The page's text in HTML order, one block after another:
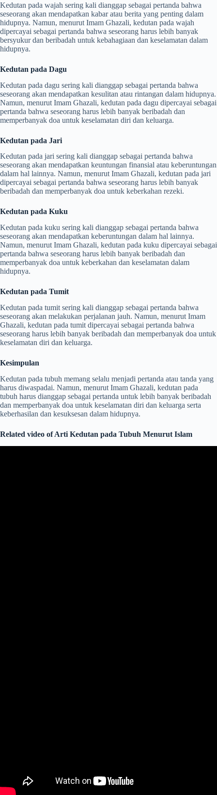
Kedutan pada wajah sering kali dianggap sebagai pertanda bahwa
seseorang akan mendapatkan kabar atau berita yang penting dalam
hidupnya. Namun, menurut Imam Ghazali, kedutan pada wajah
dipercayai sebagai pertanda bahwa seseorang harus lebih banyak
bersyukur dan beribadah untuk kebahagiaan dan keselamatan dalam
hidupnya.
Kedutan pada Dagu
Kedutan pada dagu sering kali dianggap sebagai pertanda bahwa
seseorang akan mendapatkan kesulitan atau rintangan dalam hidupnya.
Namun, menurut Imam Ghazali, kedutan pada dagu dipercayai sebagai
pertanda bahwa seseorang harus lebih banyak beribadah dan
memperbanyak doa untuk keselamatan diri dan keluarga.
Kedutan pada Jari
Kedutan pada jari sering kali dianggap sebagai pertanda bahwa
seseorang akan mendapatkan keuntungan finansial atau keberuntungan
dalam hal lainnya. Namun, menurut Imam Ghazali, kedutan pada jari
dipercayai sebagai pertanda bahwa seseorang harus lebih banyak
beribadah dan memperbanyak doa untuk keberkahan rezeki.
Kedutan pada Kuku
Kedutan pada kuku sering kali dianggap sebagai pertanda bahwa
seseorang akan mendapatkan keberuntungan dalam hal lainnya.
Namun, menurut Imam Ghazali, kedutan pada kuku dipercayai sebagai
pertanda bahwa seseorang harus lebih banyak beribadah dan
memperbanyak doa untuk keberkahan dan keselamatan dalam
hidupnya.
Kedutan pada Tumit
Kedutan pada tumit sering kali dianggap sebagai pertanda bahwa
seseorang akan melakukan perjalanan jauh. Namun, menurut Imam
Ghazali, kedutan pada tumit dipercayai sebagai pertanda bahwa
seseorang harus lebih banyak beribadah dan memperbanyak doa untuk
keselamatan diri dan keluarga.
Kesimpulan
Kedutan pada tubuh memang selalu menjadi pertanda atau tanda yang
harus diwaspadai. Namun, menurut Imam Ghazali, kedutan pada
tubuh harus dianggap sebagai pertanda untuk lebih banyak beribadah
dan memperbanyak doa untuk keselamatan diri dan keluarga serta
keberhasilan dan kesuksesan dalam hidupnya.
Related video of Arti Kedutan pada Tubuh Menurut Islam